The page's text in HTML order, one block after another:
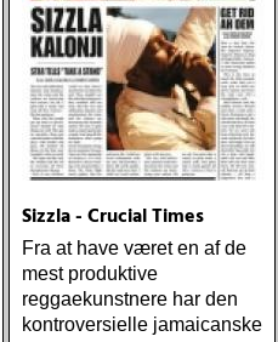
WILLIE NELSON; bob
cheevers : tall texas tales
(inbred) ÅRETS PLATTA,
ALLA KATEGORIER, HELT
ENKELT: citizen k : meet
citizen k (paraply) ÅRETS
MANLIGA RÖST: clarence
(hyena) ÅRETS GILLIAN
WELCH: dave rawlings
machine : a friend of a
friend (acony) ÅRETS
MEST UNDANGÖMDA:
Sizzla - Crucial Times
Fra at have været en af de
mest produktive
reggaekunstnere har den
kontroversielle jamaicanske